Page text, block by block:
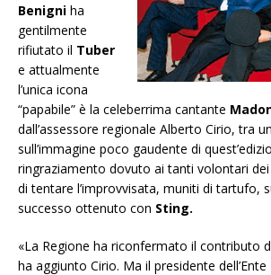
Benigni ha
gentilmente
rifiutato il Tuber
e attualmente
l’unica icona
“papabile” è la celeberrima cantante
dall’assessore regionale Alberto Cirio, tra
sull’immagine poco gaudente di
ringraziamento dovuto ai tanti volontari dei
di tentare l’improvvisata, muniti di tartufo,
successo ottenuto con Sting.
«La Regione ha riconfermato il contributo
ha aggiunto Cirio. Ma il presidente